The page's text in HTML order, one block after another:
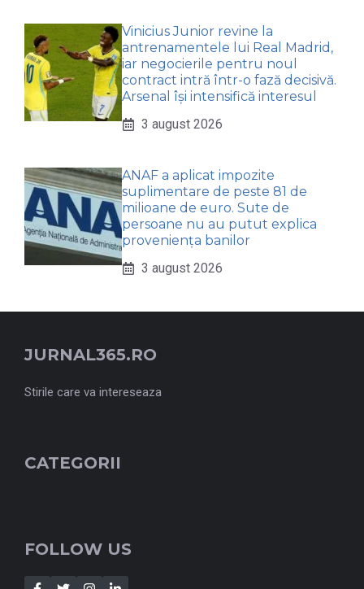
Vinicius Junior revine la
antrenamentele lui Real Madrid,
iar negocierile pentru noul
contract intră într-o fază decisivă.
Arsenal își intensifică interesul
3 august 2026
ANAF a aplicat impozite
suplimentare de peste 81 de
milioane de euro. Sute de
persoane nu au putut explica
proveniența banilor
3 august 2026
JURNAL365.RO
Stirile care va intereseaza
CATEGORII
FOLLOW US